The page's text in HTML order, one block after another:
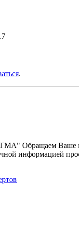
.
Обращаем Ваше